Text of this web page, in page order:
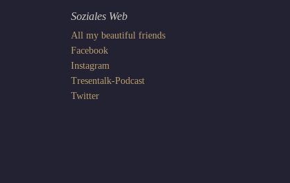
Soziales Web
All my beautiful friends
Facebook
Instagram
Tresentalk-Podcast
Twitter